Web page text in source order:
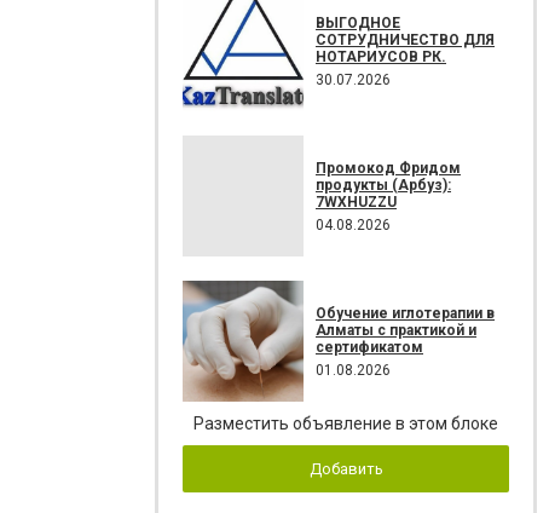
ВЫГОДНОЕ
СОТРУДНИЧЕСТВО ДЛЯ
НОТАРИУСОВ РК.
30.07.2026
Промокод Фридом
продукты (Арбуз):
7WXHUZZU
04.08.2026
Обучение иглотерапии в
Алматы с практикой и
сертификатом
01.08.2026
Разместить объявление в этом блоке
Добавить